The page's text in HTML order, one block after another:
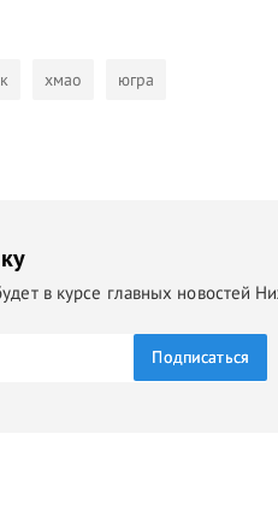
хмао югра
в курсе главных новостей
Подписаться